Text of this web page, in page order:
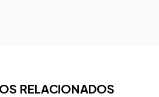
RELACIONADOS